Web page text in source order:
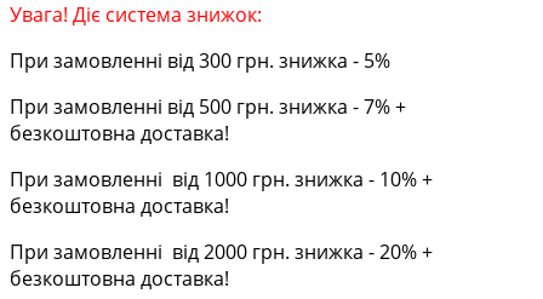
Увага! Діє система знижок:
При замовленні від 300 грн. знижка - 5%
При замовленні від 500 грн. знижка - 7% +
безкоштовна доставка!
При замовленні від 1000 грн. знижка - 10% +
безкоштовна доставка!
При замовленні від 2000 грн. знижка - 20% +
безкоштовна доставка!